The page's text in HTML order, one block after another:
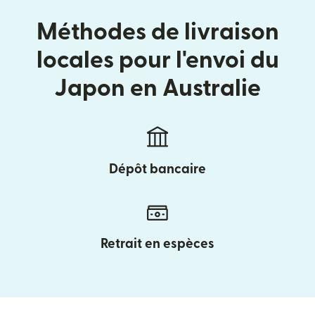
Méthodes de livraison
locales pour l'envoi du
Japon en Australie
Dépôt bancaire
Retrait en espèces